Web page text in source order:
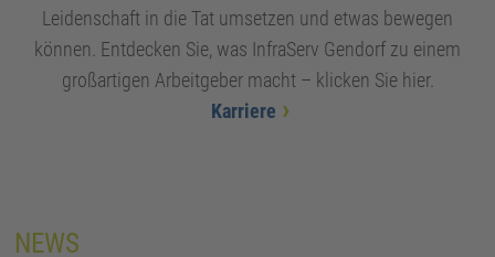
Leidenschaft in die Tat umsetzen und etwas bewegen
können. Entdecken Sie, was InfraServ Gendorf zu einem
großartigen Arbeitgeber macht – klicken Sie hier.
Karriere
NEWS